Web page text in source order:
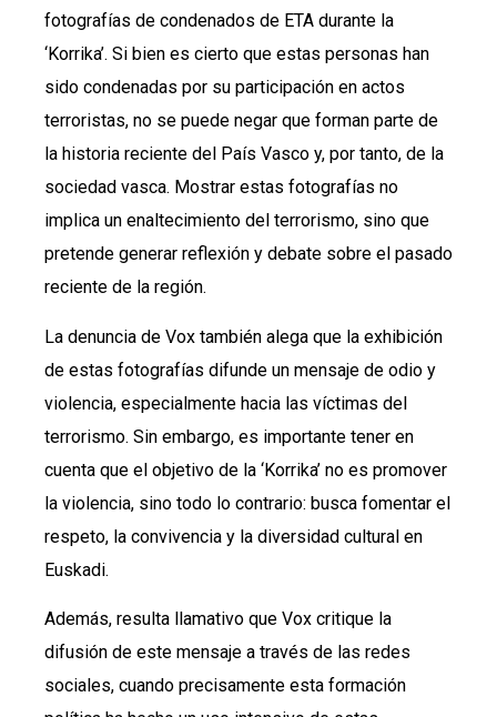
fotografías de condenados de ETA durante la
‘Korrika’. Si bien es cierto que estas personas han
sido condenadas por su participación en actos
terroristas, no se puede negar que forman parte de
la historia reciente del País Vasco y, por tanto, de la
sociedad vasca. Mostrar estas fotografías no
implica un enaltecimiento del terrorismo, sino que
pretende generar reflexión y debate sobre el pasado
reciente de la región.
La denuncia de Vox también alega que la exhibición
de estas fotografías difunde un mensaje de odio y
violencia, especialmente hacia las víctimas del
terrorismo. Sin embargo, es importante tener en
cuenta que el objetivo de la ‘Korrika’ no es promover
la violencia, sino todo lo contrario: busca fomentar el
respeto, la convivencia y la diversidad cultural en
Euskadi.
Además, resulta llamativo que Vox critique la
difusión de este mensaje a través de las redes
sociales, cuando precisamente esta formación